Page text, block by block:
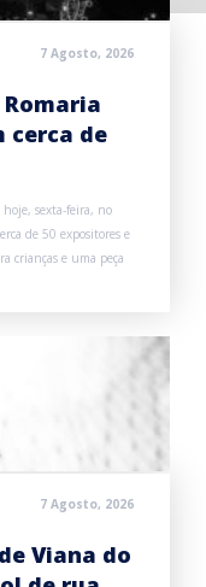
7 Agosto, 2026
cerca de
hoje, sexta-feira, no
de 50 expositores e
crianças e uma peça
7 Agosto, 2026
Viana do